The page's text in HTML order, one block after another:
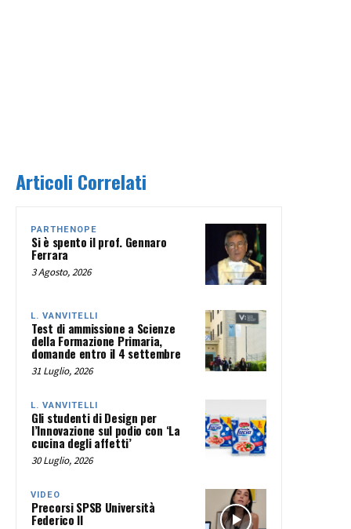
Articoli Correlati
PARTHENOPE
Si è spento il prof. Gennaro
Ferrara
3 Agosto, 2026
L. VANVITELLI
Test di ammissione a Scienze
della Formazione Primaria,
domande entro il 4 settembre
31 Luglio, 2026
L. VANVITELLI
Gli studenti di Design per
l’Innovazione sul podio con ‘La
cucina degli affetti’
30 Luglio, 2026
VIDEO
Precorsi SPSB Università
Federico II